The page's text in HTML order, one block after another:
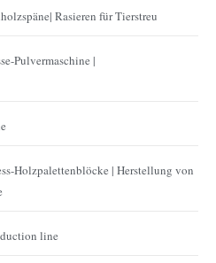
Rasieren für Tierstreu
Pulvermaschine |
Holzpalettenblöcke | Herstellung von
line